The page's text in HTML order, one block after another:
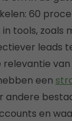
60
tools, zoals
leads
relevantie
een
andere
en